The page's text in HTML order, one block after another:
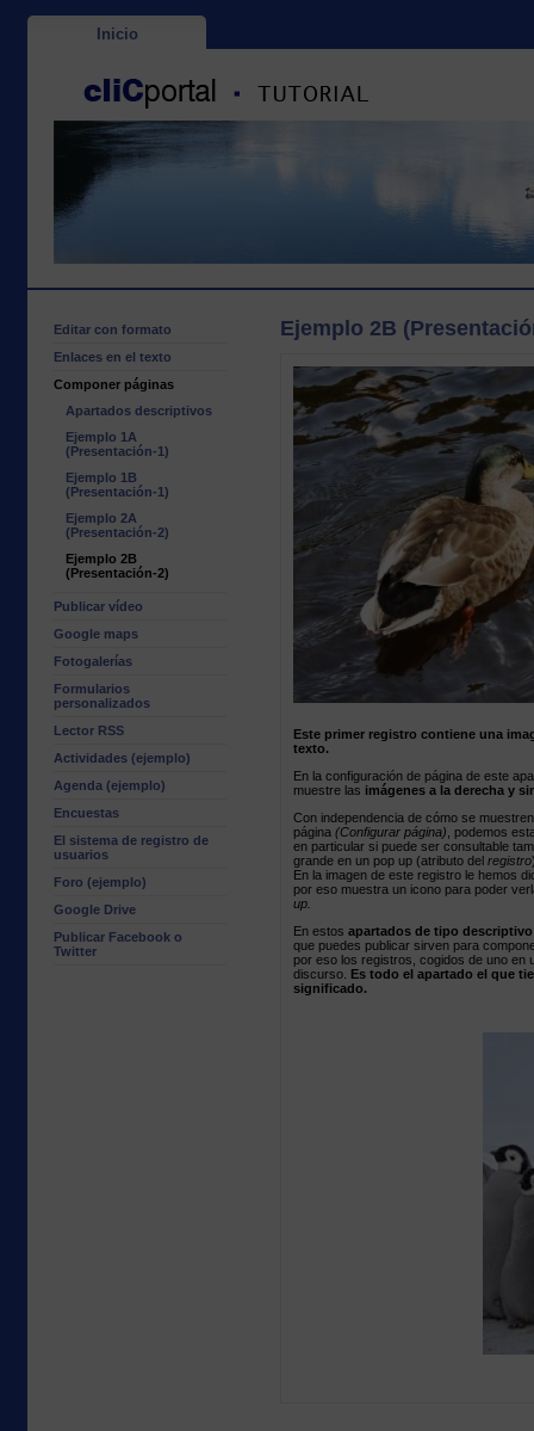
Inicio
Editar con formato
Enlaces en el texto
Componer páginas
Apartados descriptivos
Ejemplo 1A
(Presentación-1)
Ejemplo 1B
(Presentación-1)
Ejemplo 2A
(Presentación-2)
Ejemplo 2B
(Presentación-2)
Publicar vídeo
Google maps
Fotogalerías
Formularios
personalizados
Lector RSS
Actividades (ejemplo)
Agenda (ejemplo)
Encuestas
El sistema de registro de
usuarios
Foro (ejemplo)
Google Drive
Publicar Facebook o
Twitter
Ejemplo 2B
Este primer registro contiene una
texto.
En la configuración de página de este
muestre las imágenes a la derecha y
Con independencia de cómo se
página (Configurar página) , podemos
en particular si puede ser consultable
grande en un pop up (atributo del registro
En la imagen de este registro le hemos
por eso muestra un icono para poder
up.
En estos apartados de tipo descriptivo
que puedes publicar sirven para
por eso los registros, cogidos de uno en
discurso. Es todo el apartado el que
significado.